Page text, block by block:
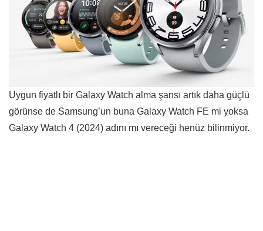
Uygun fiyatlı bir Galaxy Watch alma şansı artık daha güçlü
görünse de Samsung’un buna Galaxy Watch FE mi yoksa
Galaxy Watch 4 (2024) adını mı vereceği henüz bilinmiyor.